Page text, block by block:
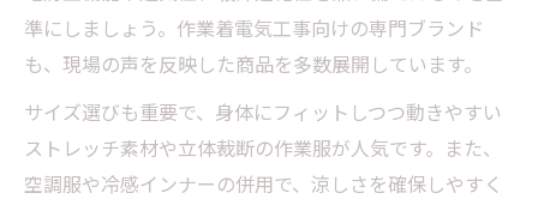
準にしましょう。作業着電気工事向けの専門ブランド
も、現場の声を反映した商品を多数展開しています。
サイズ選びも重要で、身体にフィットしつつ動きやすい
ストレッチ素材や立体裁断の作業服が人気です。また、
空調服や冷感インナーの併用で、涼しさを確保しやすく